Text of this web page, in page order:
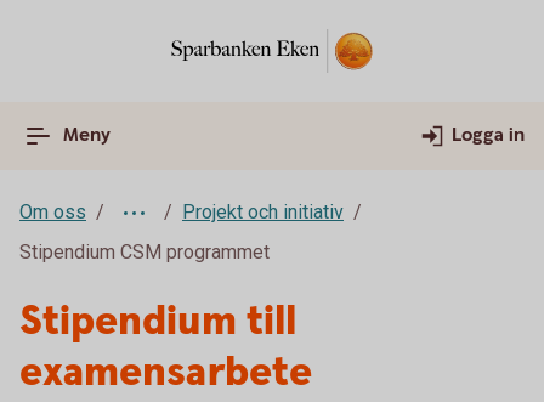
Meny Logga in
Om oss
Projekt och initiativ
Stipendium CSM programmet
Stipendium till
examensarbete